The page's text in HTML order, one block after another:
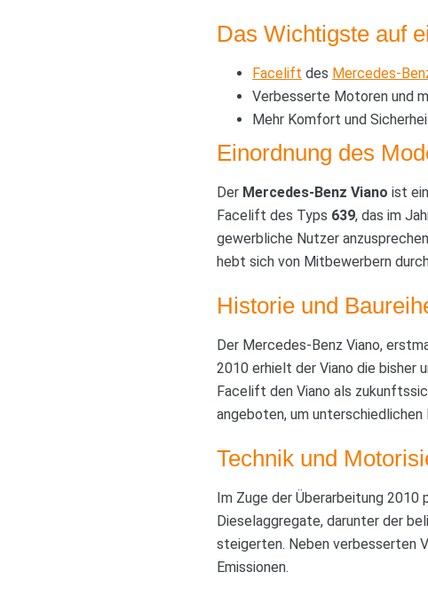
Das Wichtigste auf
Facelift des Mercedes-
Verbesserte Motoren und
Mehr Komfort und
Einordnung des
Der Mercedes-Benz Viano ist
Facelift des Typs 639, das im
gewerbliche Nutzer
hebt sich von Mitbewerbern
Historie und
Der Mercedes-Benz Viano,
2010 erhielt der Viano die bisher
Facelift den Viano als
angeboten, um
Technik und
Im Zuge der Überarbeitung
Dieselaggregate, darunter der
steigerten. Neben verbesserten
Emissionen.